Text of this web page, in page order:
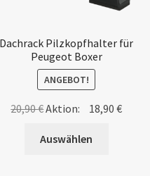
Dachrack Pilzkopfhalter für
Peugeot Boxer
ANGEBOT!
20,90€Ursprünglicher
war:
Aktion: 18,90€
Auswählen